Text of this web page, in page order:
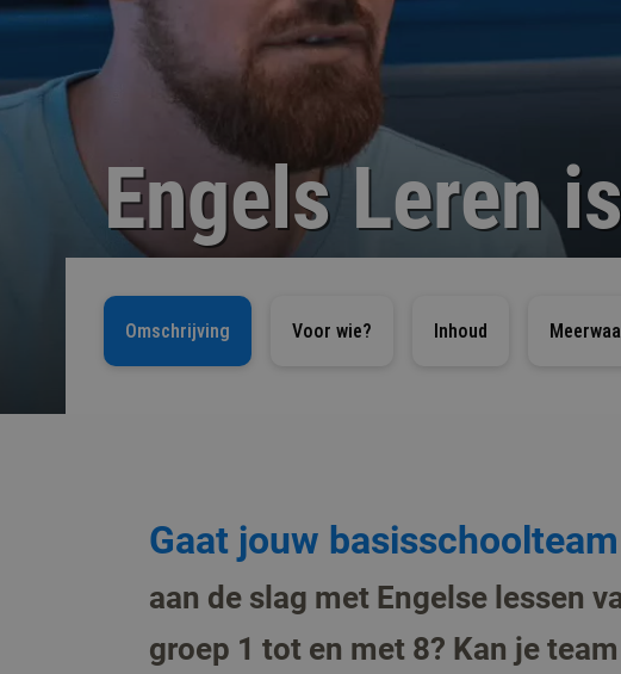
Engels Leren
Omschrijving Voor wie? Inhoud
Gaat jouw basisschoolteam
aan de slag met Engelse lessen
groep 1 tot en met 8? Kan je team